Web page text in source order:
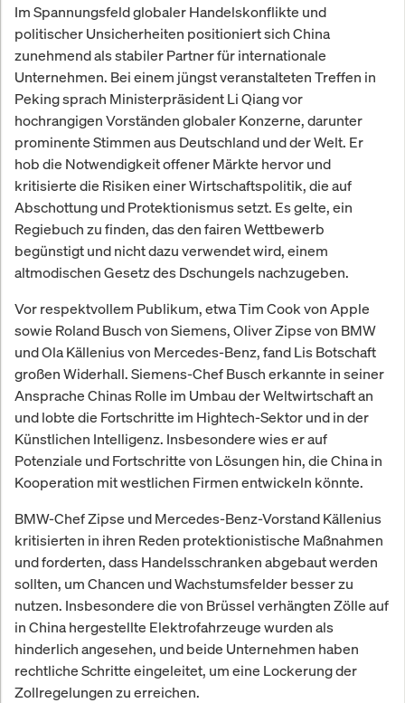
Im Spannungsfeld globaler Handelskonflikte und
politischer Unsicherheiten positioniert sich China
zunehmend als stabiler Partner für internationale
Unternehmen. Bei einem jüngst veranstalteten Treffen in
Peking sprach Ministerpräsident Li Qiang vor
hochrangigen Vorständen globaler Konzerne, darunter
prominente Stimmen aus Deutschland und der Welt. Er
hob die Notwendigkeit offener Märkte hervor und
kritisierte die Risiken einer Wirtschaftspolitik, die auf
Abschottung und Protektionismus setzt. Es gelte, ein
Regiebuch zu finden, das den fairen Wettbewerb
begünstigt und nicht dazu verwendet wird, einem
altmodischen Gesetz des Dschungels nachzugeben.
Vor respektvollem Publikum, etwa Tim Cook von Apple
sowie Roland Busch von Siemens, Oliver Zipse von BMW
und Ola Källenius von Mercedes-Benz, fand Lis Botschaft
großen Widerhall. Siemens-Chef Busch erkannte in seiner
Ansprache Chinas Rolle im Umbau der Weltwirtschaft an
und lobte die Fortschritte im Hightech-Sektor und in der
Künstlichen Intelligenz. Insbesondere wies er auf
Potenziale und Fortschritte von Lösungen hin, die China in
Kooperation mit westlichen Firmen entwickeln könnte.
BMW-Chef Zipse und Mercedes-Benz-Vorstand Källenius
kritisierten in ihren Reden protektionistische Maßnahmen
und forderten, dass Handelsschranken abgebaut werden
sollten, um Chancen und Wachstumsfelder besser zu
nutzen. Insbesondere die von Brüssel verhängten Zölle auf
in China hergestellte Elektrofahrzeuge wurden als
hinderlich angesehen, und beide Unternehmen haben
rechtliche Schritte eingeleitet, um eine Lockerung der
Zollregelungen zu erreichen.